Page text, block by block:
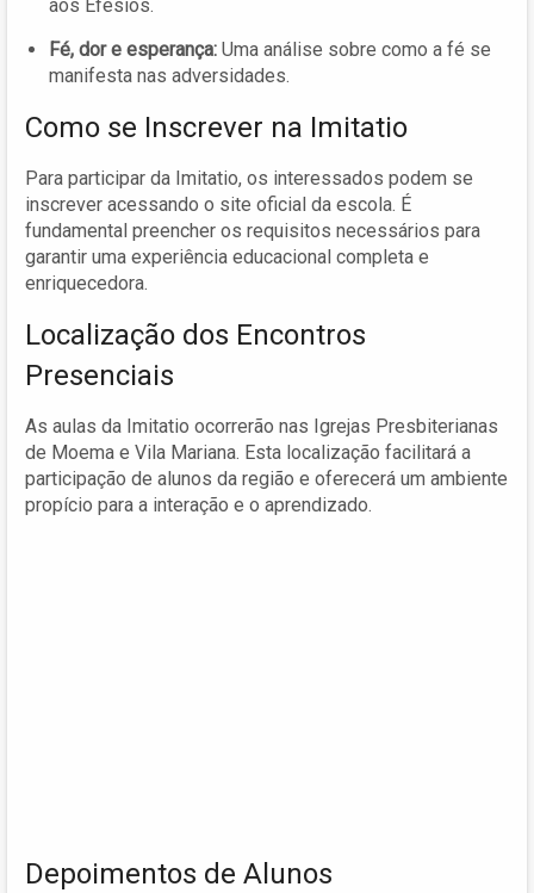
aos Efésios.
Fé, dor e esperança: Uma análise sobre como a fé se
manifesta nas adversidades.
Como se Inscrever na Imitatio
Para participar da Imitatio, os interessados podem se
inscrever acessando o site oficial da escola. É
fundamental preencher os requisitos necessários para
garantir uma experiência educacional completa e
enriquecedora.
Localização dos Encontros
Presenciais
As aulas da Imitatio ocorrerão nas Igrejas Presbiterianas
de Moema e Vila Mariana. Esta localização facilitará a
participação de alunos da região e oferecerá um ambiente
propício para a interação e o aprendizado.
Depoimentos de Alunos